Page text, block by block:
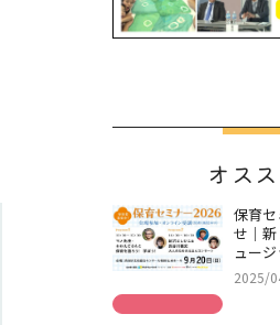
オス
保育
せ｜
ュー
2025/